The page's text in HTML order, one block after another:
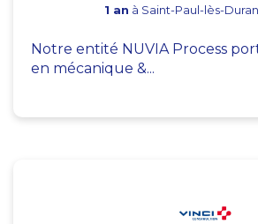
1 an à Saint-Paul-lès-
Notre entité NUVIA Process
en mécanique &...